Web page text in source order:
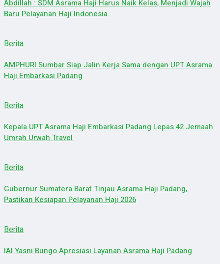
Abdillah : SDM Asrama Haji Harus Naik Kelas, Menjadi Wajah
Baru Pelayanan Haji Indonesia
Berita
AMPHURI Sumbar Siap Jalin Kerja Sama dengan UPT Asrama
Haji Embarkasi Padang
Berita
Kepala UPT Asrama Haji Embarkasi Padang Lepas 42 Jemaah
Umrah Urwah Travel
Berita
Gubernur Sumatera Barat Tinjau Asrama Haji Padang,
Pastikan Kesiapan Pelayanan Haji 2026
Berita
IAI Yasni Bungo Apresiasi Layanan Asrama Haji Padang